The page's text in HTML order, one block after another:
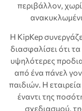
περιβάλλον,
Η KipKep
διασφαλίσει ότι
υψηλότερες
από ένα πάνελ
παιδιών. Η
έναντι της
σχεδιασμού,